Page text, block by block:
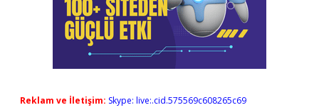
Reklam ve İletişim: Skype: live:.cid.575569c608265c69